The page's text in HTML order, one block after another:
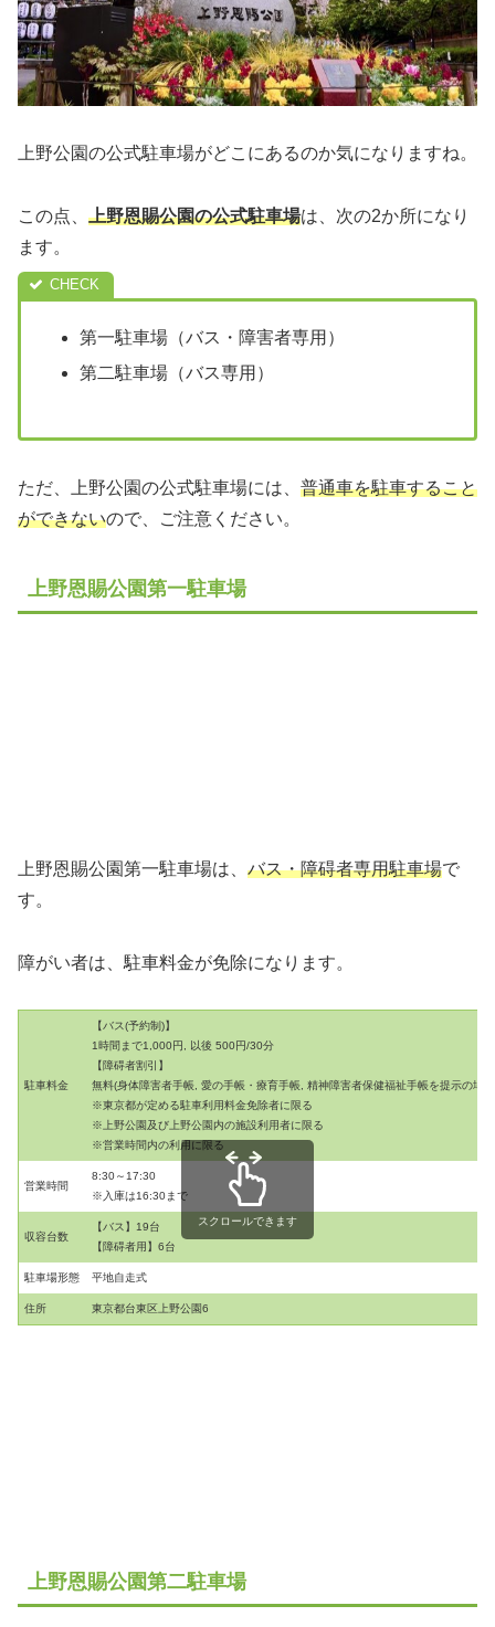
上野公園の公式駐車場がどこにあるのか気になりますね。
この点、 上野恩賜公園の公式駐車場は、次の2か所になり
ます。
第一駐車場（バス・障害者専用）
第二駐車場（バス専用）
ただ、上野公園の公式駐車場には、 普通車を駐車すること
ができないので、ご注意ください。
上野恩賜公園第一駐車場
上野恩賜公園第一駐車場は、 バス・障碍者専用駐車場で
す。
障がい者は、駐車料金が免除になります。
駐車料金
【バス(予約制)】
1時間まで1,000円, 以後 500円/30分
【障碍者割引】
無料(身体障害者手帳, 愛の手帳・療育手帳, 精神障害者保健福祉手帳を提示の場
※東京都が定める駐車利用料金免除者に限る
※上野公園及び上野公園内の施設利用者に限る
※営業時間内の利用に限る
営業時間
8:30～17:30
※入庫は16:30まで
収容台数
【バス】19台
【障碍者用】6台
駐車場形態 平地自走式
住所 東京都台東区上野公園6
スクロールできます
上野恩賜公園第二駐車場